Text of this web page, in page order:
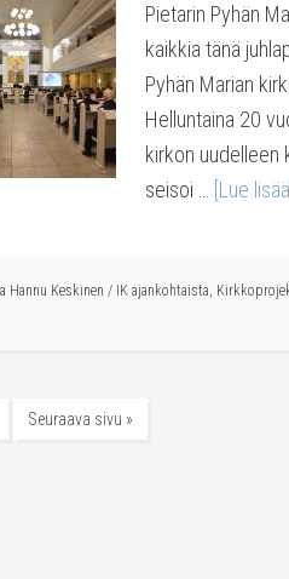
Pietarin Pyhän
kaikkia tänä
Pyhän Marian
Helluntaina 20
kirkon uudelleen
seisoi …
[Lue
Hannu Keskinen / IK ajankohtaista,
Seuraava sivu »